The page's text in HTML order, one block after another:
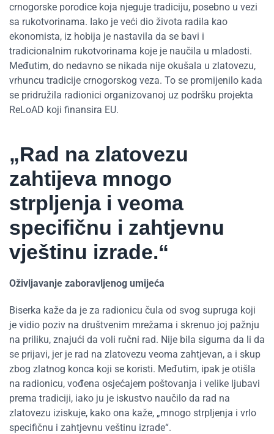
crnogorske porodice koja njeguje tradiciju, posebno u vezi
sa rukotvorinama. Iako je veći dio života radila kao
ekonomista, iz hobija je nastavila da se bavi i
tradicionalnim rukotvorinama koje je naučila u mladosti.
Međutim, do nedavno se nikada nije okušala u zlatovezu,
vrhuncu tradicije crnogorskog veza. To se promijenilo kada
se pridružila radionici organizovanoj uz podršku projekta
ReLoAD koji finansira EU.
„Rad na zlatovezu
zahtijeva mnogo
strpljenja i veoma
specifičnu i zahtjevnu
vještinu izrade.“
Oživljavanje zaboravljenog umijeća
Biserka kaže da je za radionicu čula od svog supruga koji
je vidio poziv na društvenim mrežama i skrenuo joj pažnju
na priliku, znajući da voli ručni rad. Nije bila sigurna da li da
se prijavi, jer je rad na zlatovezu veoma zahtjevan, a i skup
zbog zlatnog konca koji se koristi. Međutim, ipak je otišla
na radionicu, vođena osjećajem poštovanja i velike ljubavi
prema tradiciji, iako ju je iskustvo naučilo da rad na
zlatovezu iziskuje, kako ona kaže, „mnogo strpljenja i vrlo
specifičnu i zahtjevnu veštinu izrade“.